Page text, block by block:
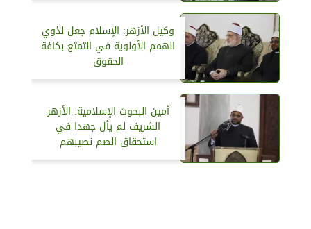
وكيل الأزهر: الإسلام جعل لذوي
الهمم الأولوية في التمتع بكافة
الحقوق
أمين البحوث الإسلامية: الأزهر
الشريف لم يأل جهدا في
استحقاق الصم نصيبهم